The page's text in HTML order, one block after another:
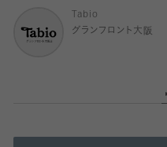
Tabio
グランフロント大阪